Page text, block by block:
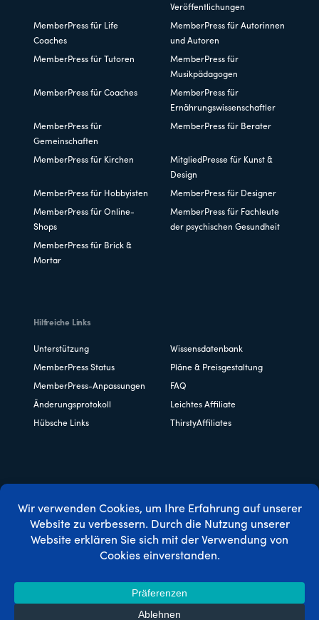
Veröffentlichungen
MemberPress für Life
Coaches
MemberPress für Autorinnen
und Autoren
MemberPress für Tutoren
MemberPress für
Musikpädagogen
MemberPress für Coaches
MemberPress für
Ernährungswissenschaftler
MemberPress für
Gemeinschaften
MemberPress für Berater
MemberPress für Kirchen
MitgliedPresse für Kunst &
Design
MemberPress für Hobbyisten MemberPress für Designer
MemberPress für Online-
Shops
MemberPress für Fachleute
der psychischen Gesundheit
MemberPress für Brick &
Mortar
Hilfreiche Links
Unterstützung Wissensdatenbank
MemberPress Status Pläne & Preisgestaltung
MemberPress-Anpassungen FAQ
Änderungsprotokoll Leichtes Affiliate
Hübsche Links ThirstyAffiliates
Copyright © 2026 Caseproof, LLC. Alle Rechte vorbehalten.
Erstattungen